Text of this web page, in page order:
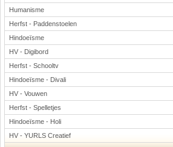
Humanisme
Herfst - Paddenstoelen
Hindoeïsme
HV - Digibord
Herfst - Schooltv
Hindoeïsme - Divali
HV - Vouwen
Herfst - Spelletjes
Hindoeïsme - Holi
HV - YURLS Creatief